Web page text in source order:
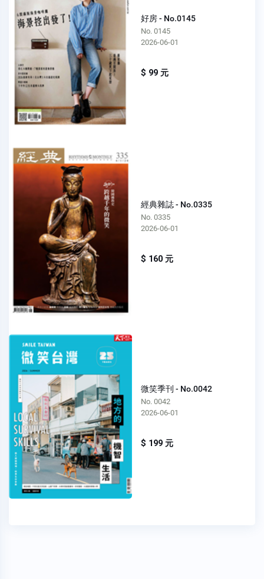
好房 - No.0145
No. 0145
2026-06-01
$ 99 元
經典雜誌 - No.0335
No. 0335
2026-06-01
$ 160 元
微笑季刊 - No.0042
No. 0042
2026-06-01
$ 199 元